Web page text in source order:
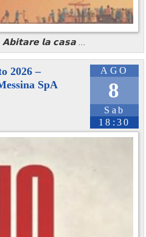
𝗹𝗮 𝗰𝗮𝘀𝗮 ...
AGO
8
Sab
18:30
2026 –
SpA